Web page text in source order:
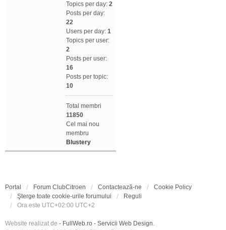
Topics per day: 2
Posts per day:
22
Users per day: 1
Topics per user:
2
Posts per user:
16
Posts per topic:
10
Total membri
11850
Cel mai nou
membru
Blustery
Portal Forum ClubCitroen Contactează-ne
Cookie Policy
Şterge toate cookie-urile forumului
Reguli
Ora este UTC+02:00 UTC+2
Website realizat de - FullWeb.ro - Servicii Web Design.